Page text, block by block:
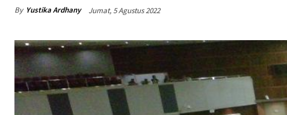
By Yustika Ardhany Jumat, 5 Agustus 2022